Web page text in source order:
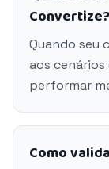
Convertize?
Quando seu
aos
performar
Como